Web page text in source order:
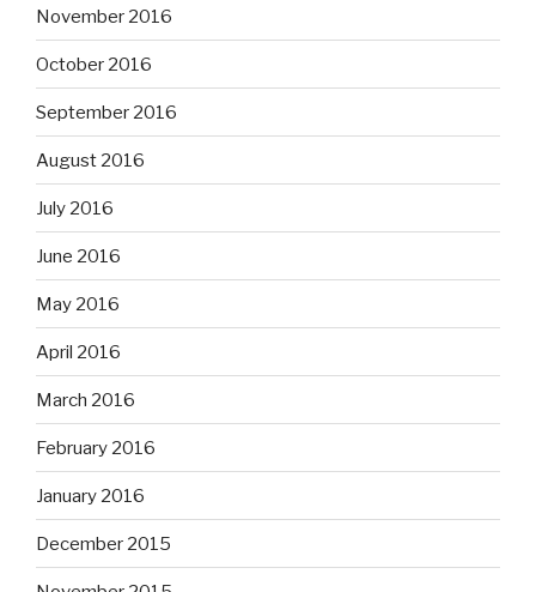
November 2016
October 2016
September 2016
August 2016
July 2016
June 2016
May 2016
April 2016
March 2016
February 2016
January 2016
December 2015